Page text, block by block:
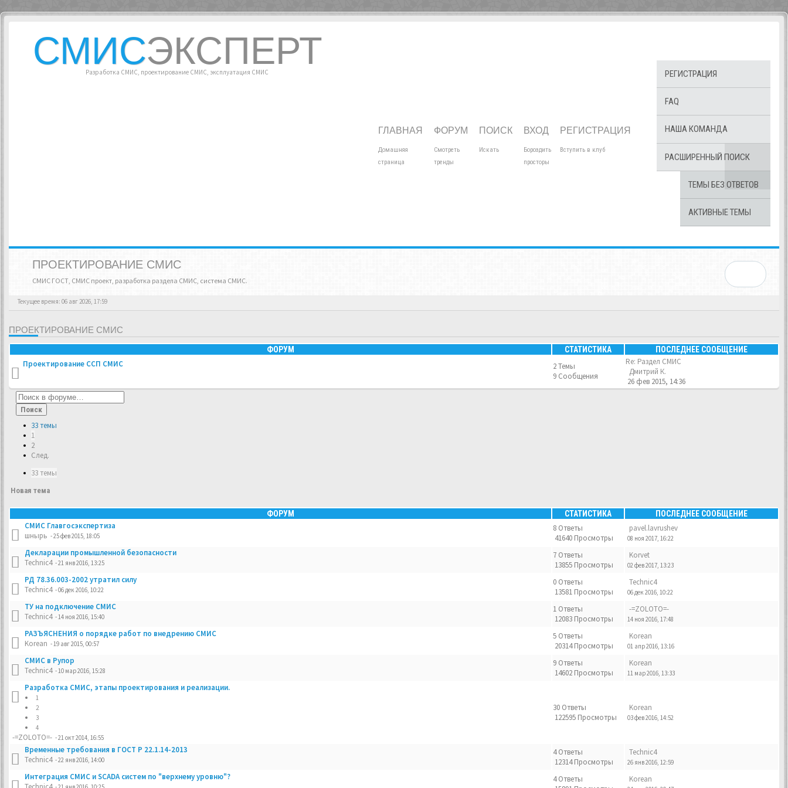
СМИСЭКСПЕРТ
Разработка СМИС, проектирование СМИС, эксплуатация СМИС
ГЛАВНАЯ
Домашняя
страница
ФОРУМ
Смотреть
тренды
ПОИСК
Искать
ВХОД
Бороздить
просторы
РЕГИСТРАЦИЯ
Вступить в клуб
РЕГИСТРАЦИЯ
FAQ
НАША КОМАНДА
РАСШИРЕННЫЙ ПОИСК
ТЕМЫ БЕЗ ОТВЕТОВ
АКТИВНЫЕ ТЕМЫ
ПРОЕКТИРОВАНИЕ СМИС
СМИС ГОСТ, СМИС проект, разработка раздела СМИС, система СМИС.
Текущее время: 06 авг 2026, 17:59
ПРОЕКТИРОВАНИЕ СМИС
ФОРУМ СТАТИСТИКА ПОСЛЕДНЕЕ СООБЩЕНИЕ
Проектирование ССП СМИС
2 Темы
9 Сообщения
Re: Раздел СМИС
Дмитрий К.
26 фев 2015, 14:36
Поиск
33 темы
1
2
След.
33 темы
Новая тема
ФОРУМ СТАТИСТИКА ПОСЛЕДНЕЕ СООБЩЕНИЕ
СМИС Главгосэкспертиза
шнырь - 25 фев 2015, 18:05
8 Ответы
41640 Просмотры
pavel.lavrushev
08 ноя 2017, 16:22
Декларации промышленной безопасности
Technic4 - 21 янв 2016, 13:25
7 Ответы
13855 Просмотры
Korvet
02 фев 2017, 13:23
РД 78.36.003-2002 утратил силу
Technic4 - 06 дек 2016, 10:22
0 Ответы
13581 Просмотры
Technic4
06 дек 2016, 10:22
ТУ на подключение СМИС
Technic4 - 14 ноя 2016, 15:40
1 Ответы
12083 Просмотры
-=ZOLOTO=-
14 ноя 2016, 17:48
РАЗЪЯСНЕНИЯ о порядке работ по внедрению СМИС
Korean - 19 авг 2015, 00:57
5 Ответы
20314 Просмотры
Korean
01 апр 2016, 13:16
СМИС в Рупор
Technic4 - 10 мар 2016, 15:28
9 Ответы
14602 Просмотры
Korean
11 мар 2016, 13:33
Разработка СМИС, этапы проектирования и реализации.
1
2
3
4
-=ZOLOTO=- - 21 окт 2014, 16:55
30 Ответы
122595 Просмотры
Korean
03 фев 2016, 14:52
Временные требования в ГОСТ Р 22.1.14-2013
Technic4 - 22 янв 2016, 14:00
4 Ответы
12314 Просмотры
Technic4
26 янв 2016, 12:59
Интеграция СМИС и SCADA систем по "верхнему уровню"?
4 Ответы
Korean